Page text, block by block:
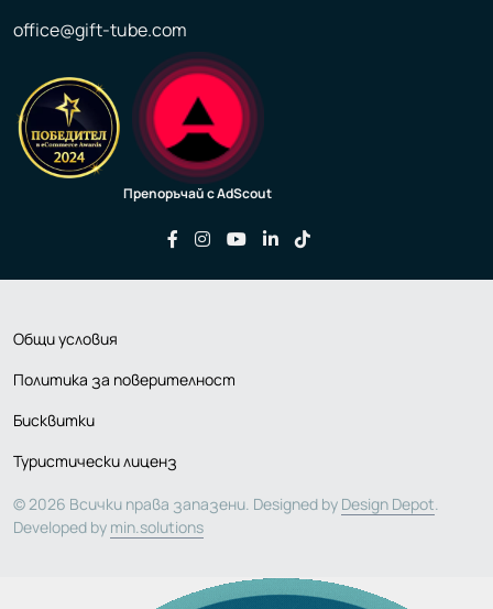
office@gift-tube.com
Препоръчай с AdScout
Последвайте ни във Facebook
Последвайте ни във Instagram
Последвайте ни във
Последвайте ни във
Общи условия
Политика за поверителност
Бисквитки
Туристически лиценз
© 2026 Всички права запазени. Designed by Design Depot.
Developed by min.solutions